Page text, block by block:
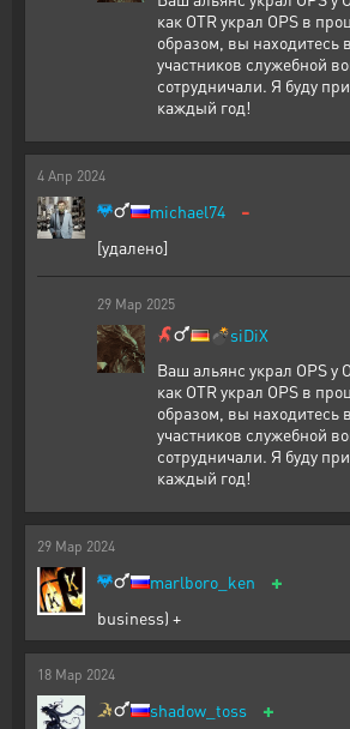
как OTR украл OPS в
образом, вы находитесь
участников служебной
сотрудничали. Я буду
каждый год!
4 Апр 2024
michael74 -
[удалено]
29 Мар 2025
💣siDiX
Ваш альянс украл OPS у
как OTR украл OPS в
образом, вы находитесь
участников служебной
сотрудничали. Я буду
каждый год!
29 Мар 2024
marlboro_ken +
business) +
18 Мар 2024
shadow_toss +